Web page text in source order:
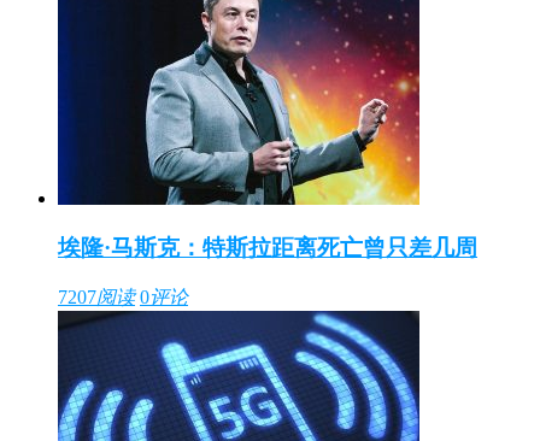
埃隆·马斯克：特斯拉距离死亡曾只差几周
7207阅读 0评论